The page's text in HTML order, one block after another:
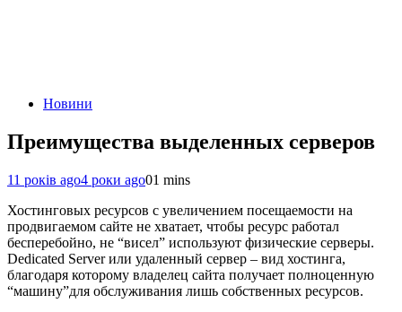
Новини
Преимущества выделенных серверов
11 років ago4 роки ago01 mins
Хостинговых ресурсов с увеличением посещаемости на
продвигаемом сайте не хватает, чтобы ресурс работал
бесперебойно, не “висел” используют физические серверы.
Dedicated Server или удаленный сервер – вид хостинга,
благодаря которому владелец сайта получает полноценную
“машину”для обслуживания лишь собственных ресурсов.